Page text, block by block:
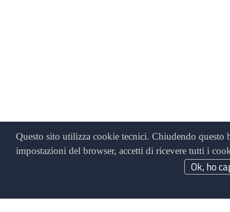
Questo sito utilizza cookie tecnici. Chiudendo questo
impostazioni del browser, accetti di ricevere tutti i
Ok, ho